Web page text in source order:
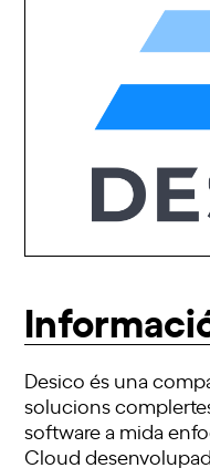
Desico és una
solucions
software a mida
Cloud